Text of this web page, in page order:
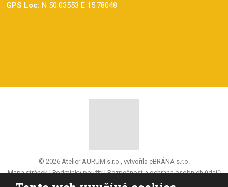
GPS Loc: N 50.03553 E 15.78048
© 2026 Atelier AURUM s.r.o., vytvořila eBRÁNA s.r.o.
Mapa stránek |Podmínky použití |Bezpečnost a ochrana osobních údajů